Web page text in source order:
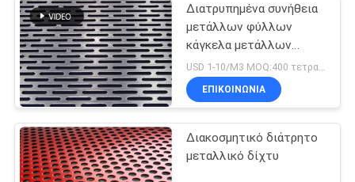
Διατρυπημένα συνήθεια
μετάλλων φύλλων
κάγκελα μετάλλων
ανοξείδωτου
διακοσμητικά
ΕΠΙΚΟΙΝΩΝΊΑ
Διακοσμητικό διάτρητο
μεταλλικό δίχτυ